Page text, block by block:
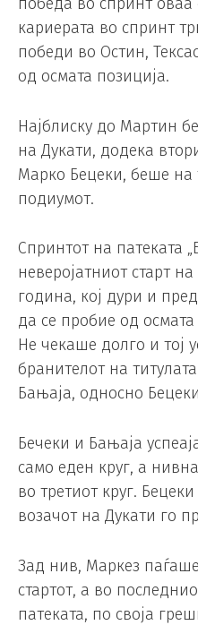
кариерата во спринт
победи во Остин,
од осмата позиција.
Најблиску до Мартин
на Дукати, додека
Марко Бецеки, беше на
подиумот.
Спринтот на патеката
неверојатниот старт
година, кој дури и
да се пробие од осмата
Не чекаше долго и тој
бранителот на
Бањаја, односно
Бечеки и Бањаја
само еден круг, а
во третиот круг.
возачот на Дукати го
Зад нив, Маркез
стартот, а во
патеката, по своја